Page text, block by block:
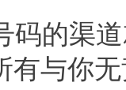
的渠
有与你